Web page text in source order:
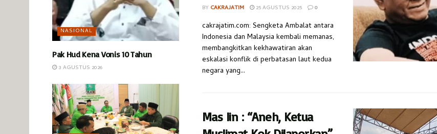
BY CAKRAJATIM 25 AGUSTUS 2025 0
‎‎cakrajatim.com: Sengketa Ambalat antara
Indonesia dan Malaysia kembali memanas,
membangkitkan kekhawatiran akan
eskalasi konflik di perbatasan laut kedua
negara yang...
Mas Iin : “Aneh, Ketua
NASIONAL
Pak Hud Kena Vonis 10 Tahun
3 AGUSTUS 2026